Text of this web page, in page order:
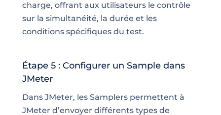
charge, offrant aux utilisateurs le contrôle
sur la simultanéité, la durée et les
conditions spécifiques du test.
Étape 5 : Configurer un Sample dans
JMeter
Dans JMeter, les Samplers permettent à
JMeter d’envoyer différents types de